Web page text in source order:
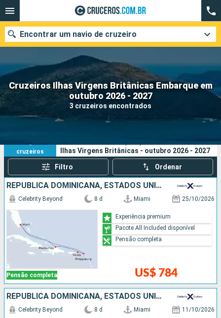
Cruzeiros Ilhas Virgens Britânicas Embarque em
outubro 2026 - 2027
3 cruzeiros encontrados
Encontrar um navio de cruzeiro
Quando ir?
Data de partida
Pesquisar
3
cruzeiros
Ilhas Virgens Britânicas - outubro 2026 - 2027
Filtro Ordenar
REPUBLICA DOMINICANA, ESTADOS UNIDOS
Pensão completa
Celebrity Beyond 8 d Miami 25/10/2026
US$ 784
Experiência premium
Pacote All Included disponível
Pensão completa
REPUBLICA DOMINICANA, ESTADOS UNIDOS
Celebrity Beyond 8 d Miami 11/10/2026